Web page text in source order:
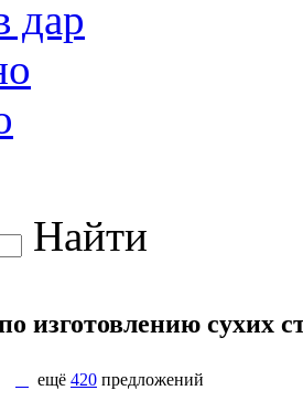
дар
Найти
изготовлению сухих
ещё 420 предложений